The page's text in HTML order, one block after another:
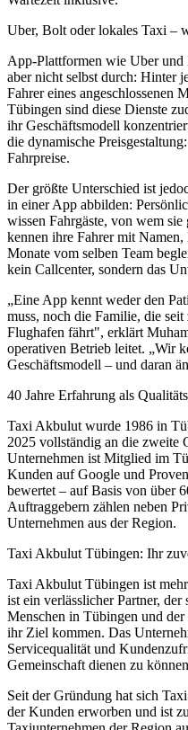
Uber, Bolt oder lokales Taxi –
App-Plattformen wie Uber
aber nicht selbst durch: Hinter
Fahrer eines angeschlossenen
Tübingen sind diese Dienste
ihr Geschäftsmodell
die dynamische
Fahrpreise.
Der größte Unterschied ist
in einer App abbilden:
wissen Fahrgäste, von wem
kennen ihre Fahrer mit
Monate vom selben Team
kein Callcenter, sondern das
„Eine App kennt weder den
muss, noch die Familie, die
Flughafen fährt", erklärt
operativen Betrieb leitet. „Wir
Geschäftsmodell – und daran
40 Jahre Erfahrung als
Taxi Akbulut wurde 1986 in
2025 vollständig an die zweite
Unternehmen ist Mitglied im
Kunden auf Google und
bewertet – auf Basis von über
Auftraggebern zählen neben
Unternehmen aus der Region.
Taxi Akbulut Tübingen: Ihr
Taxi Akbulut Tübingen ist
ist ein verlässlicher Partner,
Menschen in Tübingen und
ihr Ziel kommen. Das
Servicequalität und
Gemeinschaft dienen zu
Seit der Gründung hat sich
der Kunden erworben und ist